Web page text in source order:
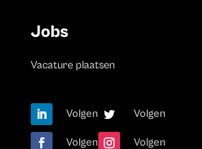
Jobs
Vacature plaatsen
Volgen Volgen
Volgen Volgen